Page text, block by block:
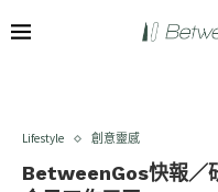
Lifestyle 創意靈感
BetweenGos快報／